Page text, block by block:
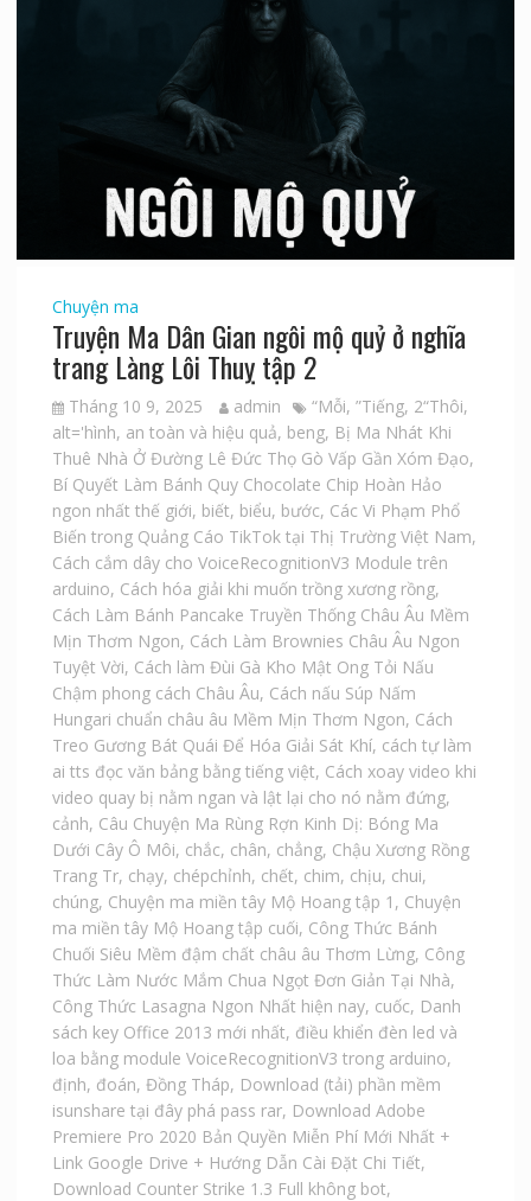
Chuyện ma
Truyện Ma Dân Gian ngôi mộ quỷ ở nghĩa
trang Làng Lôi Thuỵ tập 2
Tháng 10 9, 2025 admin “Mỗi, ”Tiếng, 2“Thôi,
alt='hình, an toàn và hiệu quả, beng, Bị Ma Nhát Khi
Thuê Nhà Ở Đường Lê Đức Thọ Gò Vấp Gần Xóm Đạo,
Bí Quyết Làm Bánh Quy Chocolate Chip Hoàn Hảo
ngon nhất thế giới, biết, biểu, bước, Các Vi Phạm Phổ
Biến trong Quảng Cáo TikTok tại Thị Trường Việt Nam,
Cách cắm dây cho VoiceRecognitionV3 Module trên
arduino, Cách hóa giải khi muốn trồng xương rồng,
Cách Làm Bánh Pancake Truyền Thống Châu Âu Mềm
Mịn Thơm Ngon, Cách Làm Brownies Châu Âu Ngon
Tuyệt Vời, Cách làm Đùi Gà Kho Mật Ong Tỏi Nấu
Chậm phong cách Châu Âu, Cách nấu Súp Nấm
Hungari chuẩn châu âu Mềm Mịn Thơm Ngon, Cách
Treo Gương Bát Quái Để Hóa Giải Sát Khí, cách tự làm
ai tts đọc văn bảng bằng tiếng việt, Cách xoay video khi
video quay bị nằm ngan và lật lại cho nó nằm đứng,
cảnh, Câu Chuyện Ma Rùng Rợn Kinh Dị: Bóng Ma
Dưới Cây Ô Môi, chắc, chân, chẳng, Chậu Xương Rồng
Trang Tr, chạy, chépchỉnh, chết, chim, chịu, chui,
chúng, Chuyện ma miền tây Mộ Hoang tập 1 , Chuyện
ma miền tây Mộ Hoang tập cuối, Công Thức Bánh
Chuối Siêu Mềm đậm chất châu âu Thơm Lừng, Công
Thức Làm Nước Mắm Chua Ngọt Đơn Giản Tại Nhà,
Công Thức Lasagna Ngon Nhất hiện nay, cuốc, Danh
sách key Office 2013 mới nhất, điều khiển đèn led và
loa bằng module VoiceRecognitionV3 trong arduino,
định, đoán, Đồng Tháp, Download (tải) phần mềm
isunshare tại đây phá pass rar, Download Adobe
Premiere Pro 2020 Bản Quyền Miễn Phí Mới Nhất +
Link Google Drive + Hướng Dẫn Cài Đặt Chi Tiết,
Download Counter Strike 1.3 Full không bot,